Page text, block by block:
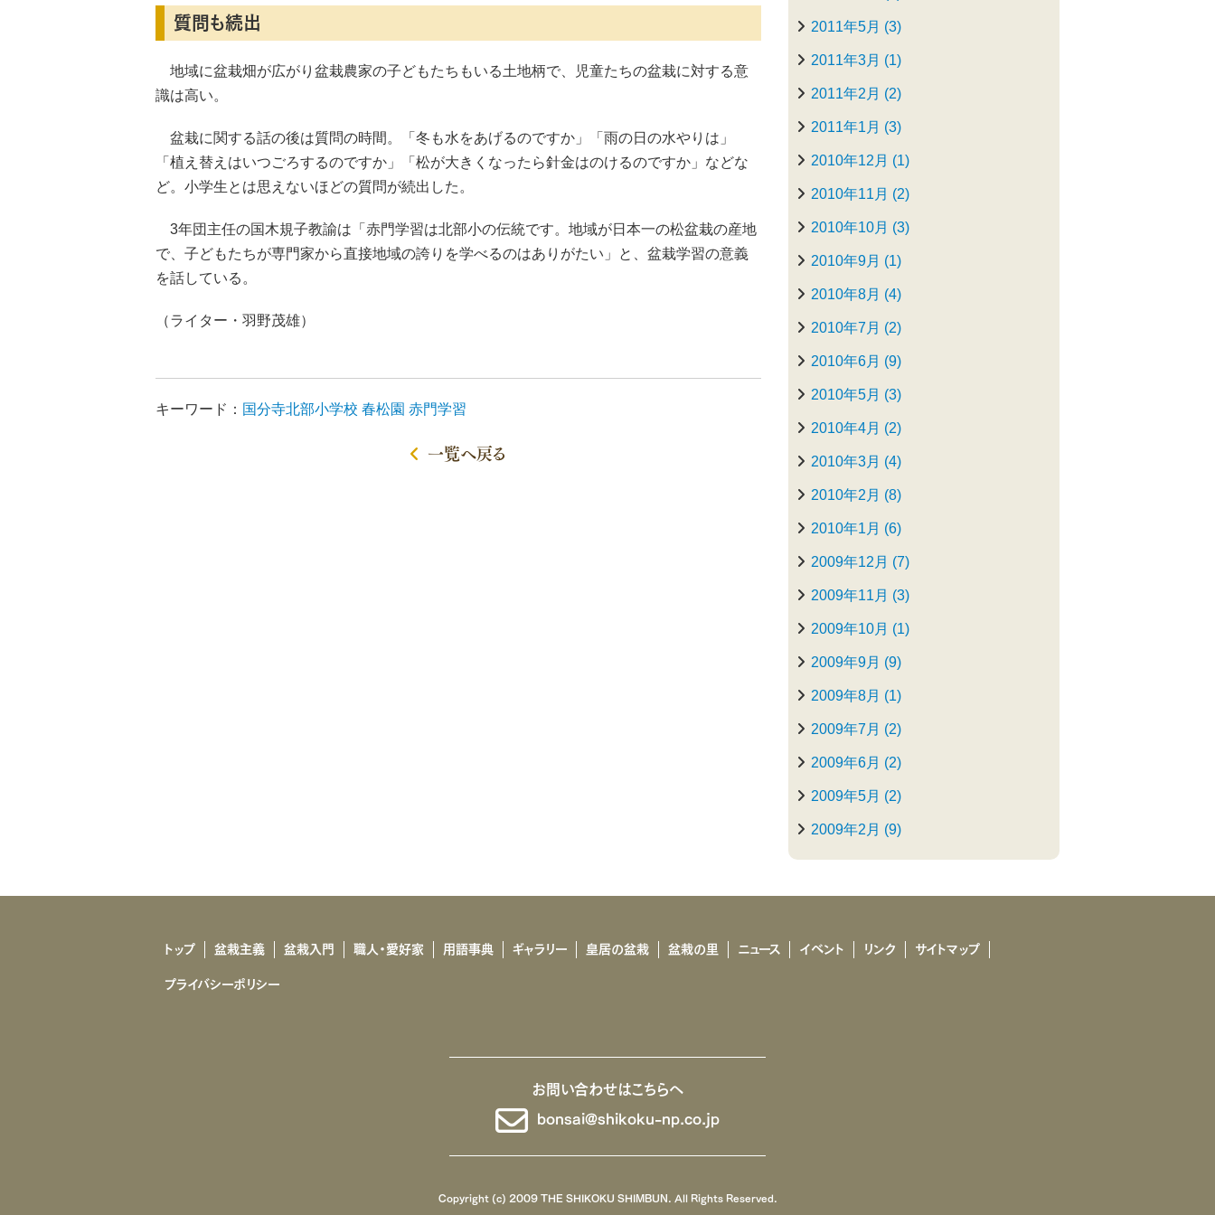
質問も続出
地域に盆栽畑が広がり盆栽農家の子どもたちもいる土地柄で、児童たちの盆栽に対する意
識は高い。
盆栽に関する話の後は質問の時間。「冬も水をあげるのですか」「雨の日の水やりは」
「植え替えはいつごろするのですか」「松が大きくなったら針金はのけるのですか」などな
ど。小学生とは思えないほどの質問が続出した。
3年団主任の国木規子教諭は「赤門学習は北部小の伝統です。地域が日本一の松盆栽の産地
で、子どもたちが専門家から直接地域の誇りを学べるのはありがたい」と、盆栽学習の意義
を話している。
（ライター・羽野茂雄）
キーワード： 国分寺北部小学校 春松園 赤門学習
一覧へ戻る
2011年5月 (3)
2011年3月 (1)
2011年2月 (2)
2011年1月 (3)
2010年12月 (1)
2010年11月 (2)
2010年10月 (3)
2010年9月 (1)
2010年8月 (4)
2010年7月 (2)
2010年6月 (9)
2010年5月 (3)
2010年4月 (2)
2010年3月 (4)
2010年2月 (8)
2010年1月 (6)
2009年12月 (7)
2009年11月 (3)
2009年10月 (1)
2009年9月 (9)
2009年8月 (1)
2009年7月 (2)
2009年6月 (2)
2009年5月 (2)
2009年2月 (9)
トップ 盆栽主義 盆栽入門 職人・愛好家 用語事典 ギャラリー 皇居の盆栽 盆栽の里 ニュース イベント リンク
サイトマップ
プライバシーポリシー
お問い合わせはこちらへ
bonsai@shikoku-np.co.jp
Copyright (c) 2009 THE SHIKOKU SHIMBUN. All Rights Reserved.